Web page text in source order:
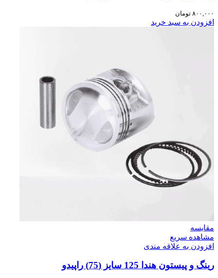
۸۰۰,۰۰۰ تومان
افزودن به سبد خرید
مقایسه
مشاهده سریع
افزودن به علاقه مندی
رینگ و پیستون هندا 125 سایز (75) راپیدو